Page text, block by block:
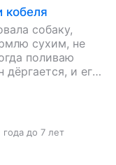
кобеля
собаку,
сухим, не
поливаю
и его
года до 7 лет